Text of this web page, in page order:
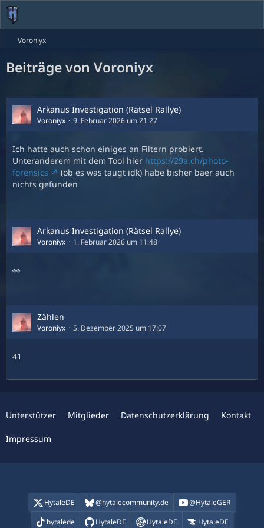
Voroniyx
Beiträge von Voroniyx
Arkanus Investigation (Rätsel Rallye)
Voroniyx 9. Februar 2026 um 21:27
Ich hatte auch schon einiges an Filtern probiert.
Unteranderem mit dem Tool hier https://29a.ch/photo-
forensics
(ob es was taugt idk) habe bisher baer auch
nichts gefunden
Arkanus Investigation (Rätsel Rallye)
Voroniyx 1. Februar 2026 um 11:48
👀
Zählen
Voroniyx 5. Dezember 2025 um 17:07
41
Unterstützer Mitglieder Datenschutzerklärung Kontakt
Impressum
HytaleDE @hytalecommunity.de
@HytaleGER
hytalede
HytaleDE HytaleDE HytaleDE